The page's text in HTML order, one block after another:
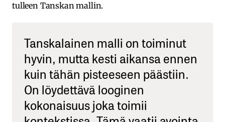
tulleen Tanskan mallin.
Tanskalainen malli on toiminut
hyvin, mutta kesti aikansa ennen
kuin tähän pisteeseen päästiin.
On löydettävä looginen
kokonaisuus joka toimii